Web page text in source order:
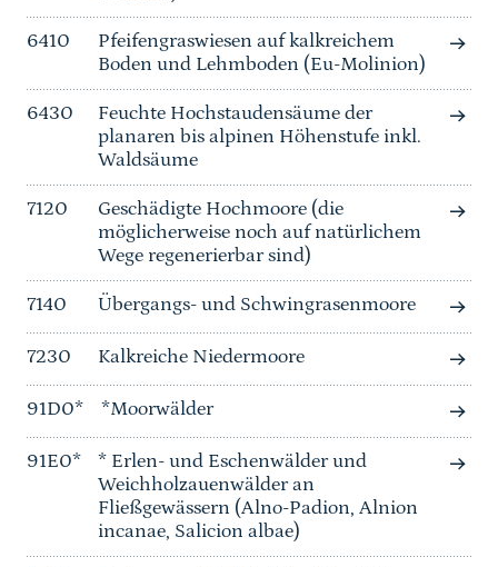
6410
Pfeifengraswiesen auf kalkreichem
Boden und Lehmboden (Eu-Molinion)
6430
Feuchte Hochstaudensäume der
planaren bis alpinen Höhenstufe inkl.
Waldsäume
7120
Geschädigte Hochmoore (die
möglicherweise noch auf natürlichem
Wege regenerierbar sind)
7140 Übergangs- und Schwingrasenmoore
7230 Kalkreiche Niedermoore
91D0* *Moorwälder
91E0*
* Erlen- und Eschenwälder und
Weichholzauenwälder an
Fließgewässern (Alno-Padion, Alnion
incanae, Salicion albae)